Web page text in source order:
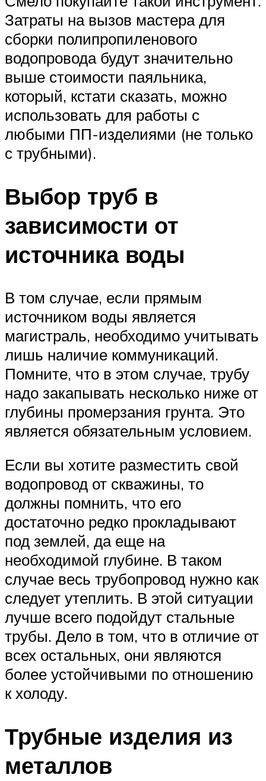
Затраты на вызов мастера для
сборки полипропиленового
водопровода будут значительно
выше стоимости паяльника,
который, кстати сказать, можно
использовать для работы с
любыми ПП-изделиями (не только
с трубными).
Выбор труб в
зависимости от
источника воды
В том случае, если прямым
источником воды является
магистраль, необходимо учитывать
лишь наличие коммуникаций.
Помните, что в этом случае, трубу
надо закапывать несколько ниже от
глубины промерзания грунта. Это
является обязательным условием.
Если вы хотите разместить свой
водопровод от скважины, то
должны помнить, что его
достаточно редко прокладывают
под землей, да еще на
необходимой глубине. В таком
случае весь трубопровод нужно как
следует утеплить. В этой ситуации
лучше всего подойдут стальные
трубы. Дело в том, что в отличие от
всех остальных, они являются
более устойчивыми по отношению
к холоду.
Трубные изделия из
металлов